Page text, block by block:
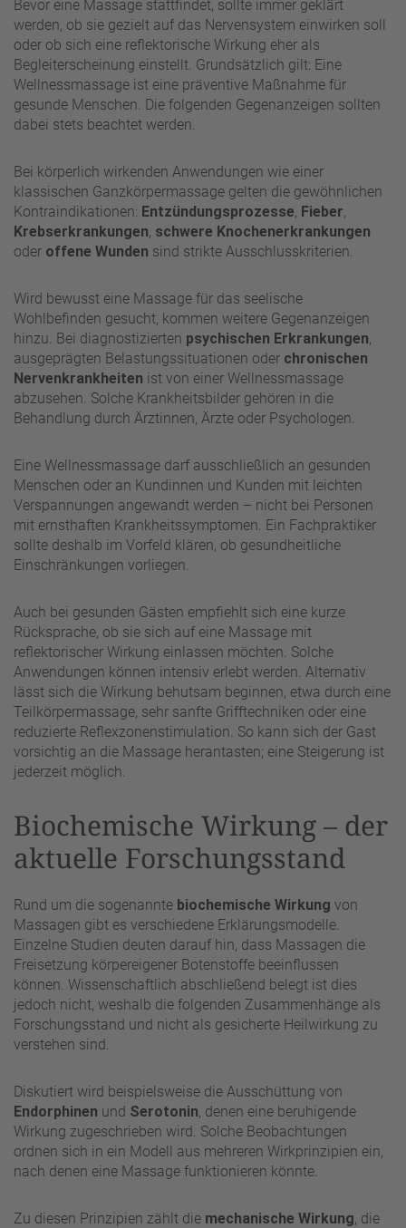
Bevor eine Massage stattfindet, sollte immer geklärt
werden, ob sie gezielt auf das Nervensystem einwirken soll
oder ob sich eine reflektorische Wirkung eher als
Begleiterscheinung einstellt. Grundsätzlich gilt: Eine
Wellnessmassage ist eine präventive Maßnahme für
gesunde Menschen. Die folgenden Gegenanzeigen sollten
dabei stets beachtet werden.
Bei körperlich wirkenden Anwendungen wie einer
klassischen Ganzkörpermassage gelten die gewöhnlichen
Kontraindikationen: Entzündungsprozesse, Fieber,
Krebserkrankungen, schwere Knochenerkrankungen
oder offene Wunden sind strikte Ausschlusskriterien.
Wird bewusst eine Massage für das seelische
Wohlbefinden gesucht, kommen weitere Gegenanzeigen
hinzu. Bei diagnostizierten psychischen Erkrankungen,
ausgeprägten Belastungssituationen oder chronischen
Nervenkrankheiten ist von einer Wellnessmassage
abzusehen. Solche Krankheitsbilder gehören in die
Behandlung durch Ärztinnen, Ärzte oder Psychologen.
Eine Wellnessmassage darf ausschließlich an gesunden
Menschen oder an Kundinnen und Kunden mit leichten
Verspannungen angewandt werden – nicht bei Personen
mit ernsthaften Krankheitssymptomen. Ein Fachpraktiker
sollte deshalb im Vorfeld klären, ob gesundheitliche
Einschränkungen vorliegen.
Auch bei gesunden Gästen empfiehlt sich eine kurze
Rücksprache, ob sie sich auf eine Massage mit
reflektorischer Wirkung einlassen möchten. Solche
Anwendungen können intensiv erlebt werden. Alternativ
lässt sich die Wirkung behutsam beginnen, etwa durch eine
Teilkörpermassage, sehr sanfte Grifftechniken oder eine
reduzierte Reflexzonenstimulation. So kann sich der Gast
vorsichtig an die Massage herantasten; eine Steigerung ist
jederzeit möglich.
Biochemische Wirkung – der
aktuelle Forschungsstand
Rund um die sogenannte biochemische Wirkung von
Massagen gibt es verschiedene Erklärungsmodelle.
Einzelne Studien deuten darauf hin, dass Massagen die
Freisetzung körpereigener Botenstoffe beeinflussen
können. Wissenschaftlich abschließend belegt ist dies
jedoch nicht, weshalb die folgenden Zusammenhänge als
Forschungsstand und nicht als gesicherte Heilwirkung zu
verstehen sind.
Diskutiert wird beispielsweise die Ausschüttung von
Endorphinen und Serotonin, denen eine beruhigende
Wirkung zugeschrieben wird. Solche Beobachtungen
ordnen sich in ein Modell aus mehreren Wirkprinzipien ein,
nach denen eine Massage funktionieren könnte.
Zu diesen Prinzipien zählt die mechanische Wirkung, die